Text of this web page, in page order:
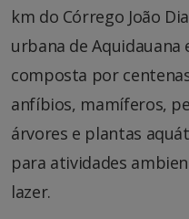
km do Córrego João
urbana de Aquidauana
composta por
anfíbios, mamíferos,
árvores e plantas
para atividades
lazer.